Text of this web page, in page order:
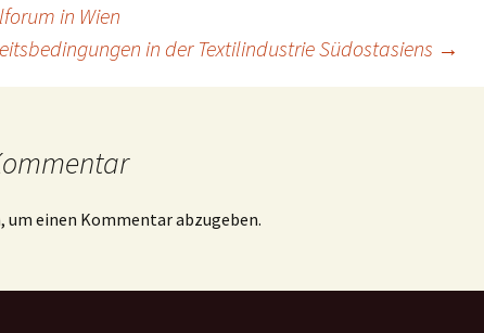
in Wien
in der Textilindustrie Südostasiens →
um einen Kommentar abzugeben.